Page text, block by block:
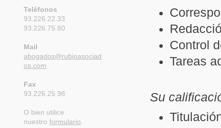
Control
Tareas
Su
Teléfonos
93.226.22.33
93.226.75.80
Mail
abogados@rubioasociad
os.com
Fax
93.226.25.98
O bien utilice
nuestro formulario